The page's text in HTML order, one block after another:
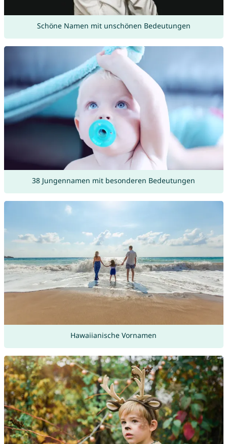
Schöne Namen mit unschönen Bedeutungen
38 Jungennamen mit besonderen Bedeutungen
Hawaiianische Vornamen